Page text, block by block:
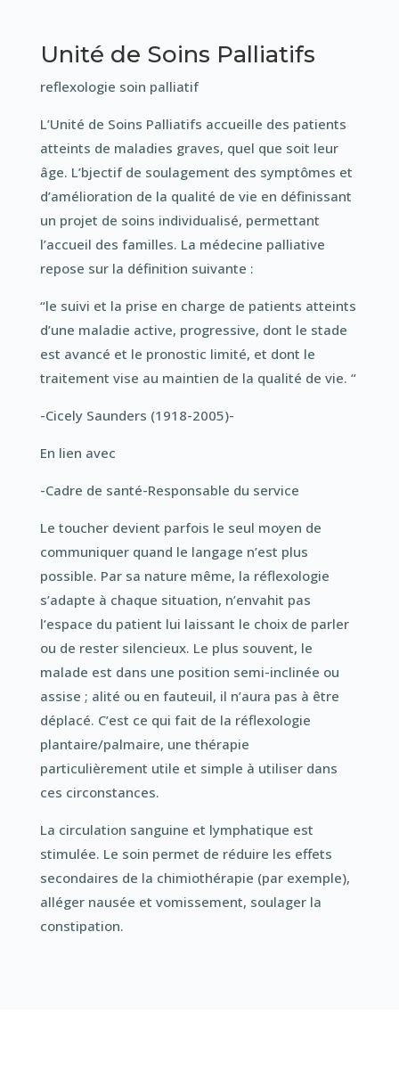
Unité de Soins Palliatifs
reflexologie soin palliatif
L’Unité de Soins Palliatifs accueille des patients
atteints de maladies graves, quel que soit leur
âge. L’bjectif de soulagement des symptômes et
d’amélioration de la qualité de vie en définissant
un projet de soins individualisé, permettant
l’accueil des familles. La médecine palliative
repose sur la définition suivante :
“le suivi et la prise en charge de patients atteints
d’une maladie active, progressive, dont le stade
est avancé et le pronostic limité, et dont le
traitement vise au maintien de la qualité de vie. “
-Cicely Saunders (1918-2005)-
En lien avec
-Cadre de santé-Responsable du service
Le toucher devient parfois le seul moyen de
communiquer quand le langage n’est plus
possible. Par sa nature même, la réflexologie
s’adapte à chaque situation, n’envahit pas
l’espace du patient lui laissant le choix de parler
ou de rester silencieux. Le plus souvent, le
malade est dans une position semi-inclinée ou
assise ; alité ou en fauteuil, il n’aura pas à être
déplacé. C’est ce qui fait de la réflexologie
plantaire/palmaire, une thérapie
particulièrement utile et simple à utiliser dans
ces circonstances.
La circulation sanguine et lymphatique est
stimulée. Le soin permet de réduire les effets
secondaires de la chimiothérapie (par exemple),
alléger nausée et vomissement, soulager la
constipation.